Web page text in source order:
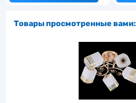
Товары просмотренные вами: